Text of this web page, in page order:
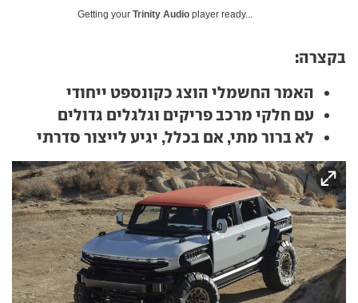
Getting your Trinity Audio player ready...
בקצרה:
האמר החשמלי הוצג כקונספט ייחודי
עם חלקי מרכב פריקים וגלגלים גדולים
לא ברור מתי, אם בכלל, יגיע לייצור סדרתי